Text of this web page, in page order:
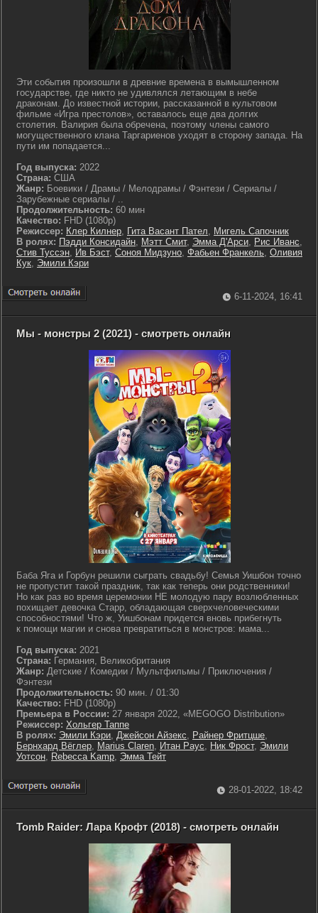
Эти события произошли в древние времена в вымышленном
государстве, где никто не удивлялся летающим в небе
драконам. До известной истории, рассказанной в культовом
фильме «Игра престолов», оставалось еще два долгих
столетия. Валирия была обречена, поэтому члены самого
могущественного клана Таргариенов уходят в сторону запада. На
пути им попадается...
Год выпуска: 2022
Страна: США
Жанр: Боевики / Драмы / Мелодрамы / Фэнтези / Сериалы /
Зарубежные сериалы / ..
Продолжительность: 60 мин
Качество: FHD (1080p)
Режиссер: Клер Килнер, Гита Васант Пател, Мигель Сапочник
В ролях: Пэдди Консидайн, Мэтт Смит, Эмма Д'Арси, Рис Иванс,
Стив Туссэн, Ив Бэст, Соноя Мидзуно, Фабьен Франкель, Оливия
Кук, Эмили Кэри
6-11-2024, 16:41
Мы - монстры 2 (2021) - смотреть онлайн
Баба Яга и Горбун решили сыграть свадьбу! Семья Уишбон точно
не пропустит такой праздник, так как теперь они родственники!
Но как раз во время церемонии НЕ молодую пару возлюбленных
похищает девочка Старр, обладающая сверхчеловеческими
способностями! Что ж, Уишбонам придется вновь прибегнуть
к помощи магии и снова превратиться в монстров: мама...
Год выпуска: 2021
Страна: Германия, Великобритания
Жанр: Детские / Комедии / Мультфильмы / Приключения /
Фэнтези
Продолжительность: 90 мин. / 01:30
Качество: FHD (1080p)
Премьера в России: 27 января 2022, «MEGOGO Distribution»
Режиссер: Хольгер Таппе
В ролях: Эмили Кэри, Джейсон Айзекс, Райнер Фритцше,
Бернхард Вёглер, Marius Claren, Итан Раус, Ник Фрост, Эмили
Уотсон, Rebecca Kamp, Эмма Тейт
28-01-2022, 18:42
Tomb Raider: Лара Крофт (2018) - смотреть онлайн